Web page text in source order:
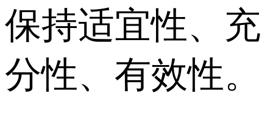
保持适宜性、充
分性、有效性。